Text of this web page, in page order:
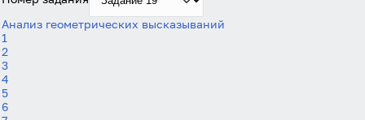
Анализ геометрических высказываний
1
2
3
4
5
6